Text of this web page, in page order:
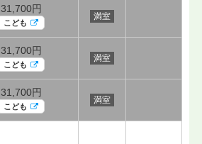
31,700円
こども
満室
31,700円
こども
満室
31,700円
こども
満室